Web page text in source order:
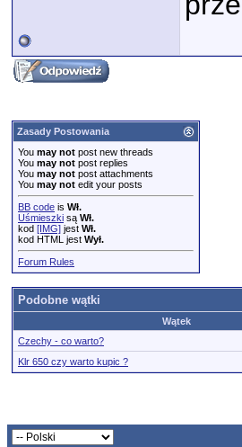
Zasady Postowania
You may not post new threads
You may not post replies
You may not post attachments
You may not edit your posts
BB code is Wł.
Uśmieszki są Wł.
kod [IMG] jest Wł.
kod HTML jest Wył.
Forum Rules
Podobne wątki
Wątek
Czechy - co warto?
Klr 650 czy warto kupic ?